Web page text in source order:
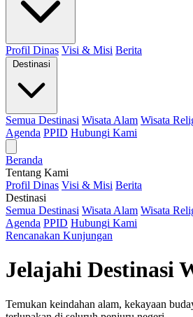
Profil Dinas Visi & Misi Berita
Destinasi
Semua Destinasi Wisata Alam Wisata
Agenda PPID Hubungi Kami
Beranda
Tentang Kami
Profil Dinas Visi & Misi Berita
Destinasi
Semua Destinasi Wisata Alam Wisata
Agenda PPID Hubungi Kami
Rencanakan Kunjungan
Jelajahi Destinasi
Temukan keindahan alam, kekayaan